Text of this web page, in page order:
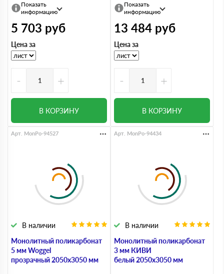
Показать
информацию
5 703 руб
Цена за
- +
В КОРЗИНУ
Показать
информацию
13 484 руб
Цена за
- +
В КОРЗИНУ
Монолитный поликарбонат
5 мм Woggel
прозрачный 2050х3050 мм
В наличии
Арт. MonPo-94527
Монолитный поликарбонат
3 мм КИВИ
белый 2050х3050 мм
В наличии
Арт. MonPo-94434